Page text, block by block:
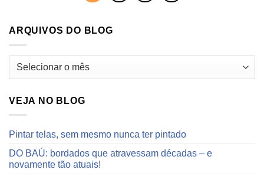
ARQUIVOS DO BLOG
Arquivos
VEJA NO BLOG
Pintar telas, sem mesmo nunca ter pintado
DO BAÚ: bordados que atravessam décadas – e
novamente tão atuais!